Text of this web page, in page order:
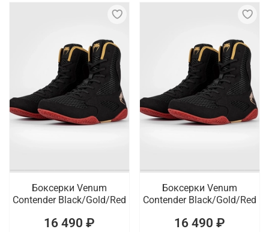
Боксерки Venum
Contender Black/Gold/Red
16 490 ₽
Боксерки Venum
Contender Black/Gold/Red
16 490 ₽